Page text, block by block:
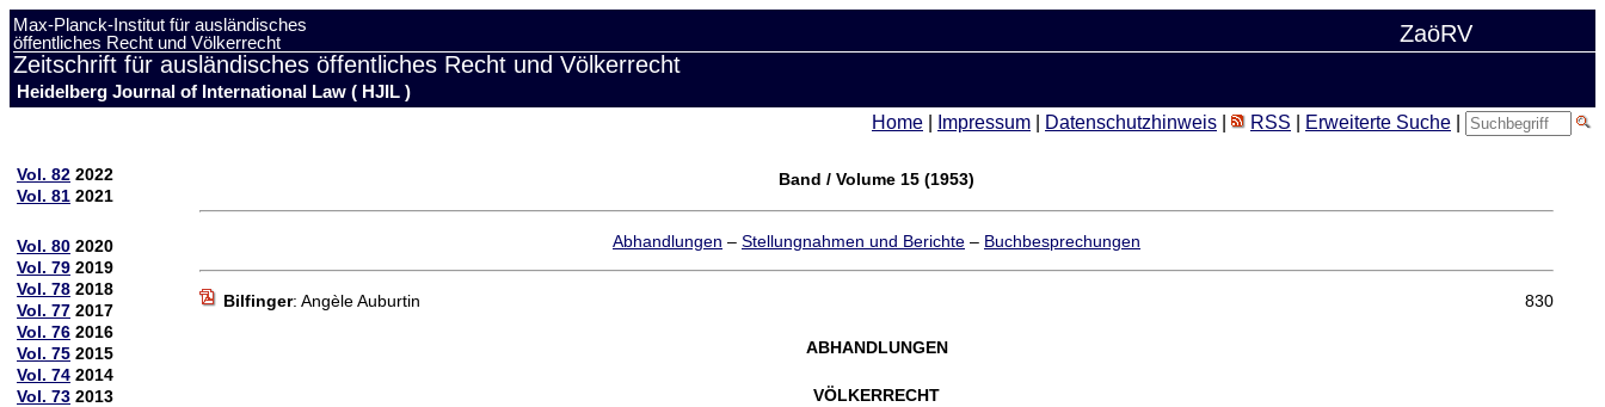
Max-Planck-Institut für ausländisches
öffentliches Recht und Völkerrecht
ZaöRV
Zeitschrift für ausländisches öffentliches Recht und Völkerrecht
Heidelberg Journal of International Law ( HJIL )
Home
Impressum Datenschutzhinweis RSS Erweiterte Suche
Vol. 82 2022
Vol. 81 2021
Vol. 80 2020
Vol. 79 2019
Vol. 78 2018
Vol. 77 2017
Vol. 76 2016
Vol. 75 2015
Vol. 74 2014
Vol. 73 2013
Band / Volume 15 (1953)
Abhandlungen – Stellungnahmen und Berichte – Buchbesprechungen
Bilfinger: Angèle Auburtin 830
ABHANDLUNGEN
VÖLKERRECHT